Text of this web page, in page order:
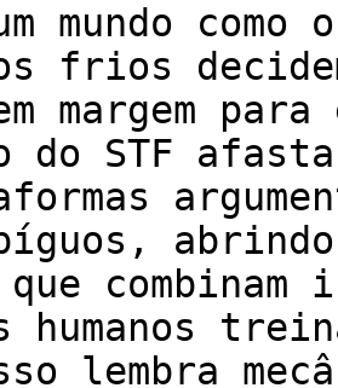
mundo
frios
margem
do STF
humanos
lembra